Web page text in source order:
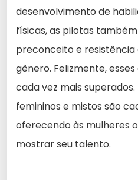
desenvolvimento de
físicas, as pilotas
preconceito e resistência
gênero. Felizmente,
cada vez mais
femininos e mistos são
oferecendo às mulheres
mostrar seu talento.